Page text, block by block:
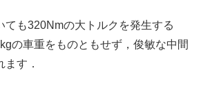
も320Nmの大トルクを発生する
の車重をものともせず，俊敏な中間
す．